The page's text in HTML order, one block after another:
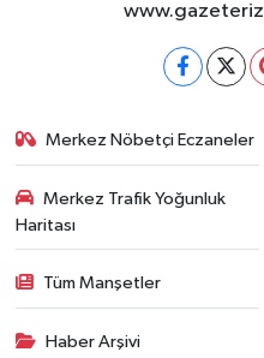
Merkez Nöbetçi Eczaneler
Merkez Trafik Yoğunluk
Haritası
Tüm Manşetler
Haber Arşivi